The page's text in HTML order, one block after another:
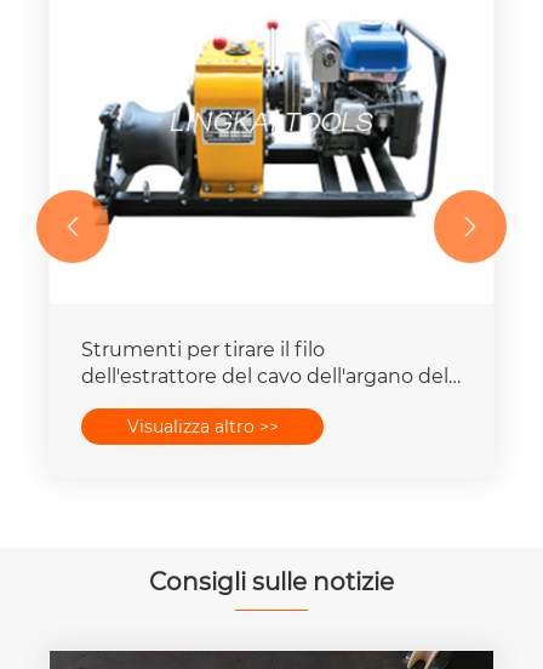
Strumenti per tirare il filo
dell'estrattore del cavo dell'argano del
cavo di trasmissione dell'albero ad alta
velocitàVisualizza altro >>
 
Consigli sulle notizie